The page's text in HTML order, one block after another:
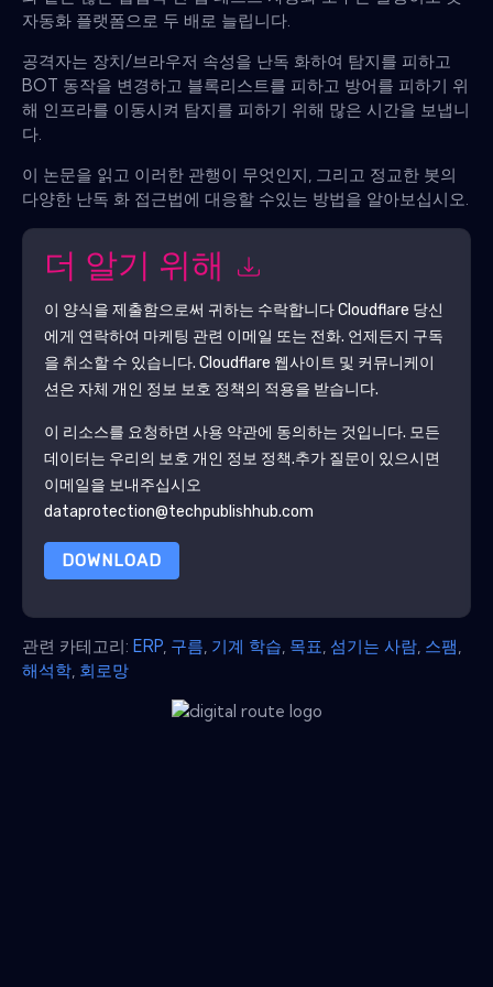
자동화 플랫폼으로 두 배로 늘립니다.
공격자는 장치/브라우저 속성을 난독 화하여 탐지를 피하고
BOT 동작을 변경하고 블록리스트를 피하고 방어를 피하기 위
해 인프라를 이동시켜 탐지를 피하기 위해 많은 시간을 보냅니
다.
이 논문을 읽고 이러한 관행이 무엇인지, 그리고 정교한 봇의
다양한 난독 화 접근법에 대응할 수있는 방법을 알아보십시오.
더 알기 위해
이 양식을 제출함으로써 귀하는 수락합니다Cloudflare 당신
에게 연락하여 마케팅 관련 이메일 또는 전화. 언제든지 구독
을 취소할 수 있습니다. Cloudflare 웹사이트 및 커뮤니케이
션은 자체 개인 정보 보호 정책의 적용을 받습니다.
이 리소스를 요청하면 사용 약관에 동의하는 것입니다. 모든
데이터는 우리의 보호 개인 정보 정책.추가 질문이 있으시면
이메일을 보내주십시오
dataprotection@techpublishhub.com
DOWNLOAD
관련 카테고리: ERP 구름 기계 학습 목표 섬기는 사람 스팸
해석학 회로망